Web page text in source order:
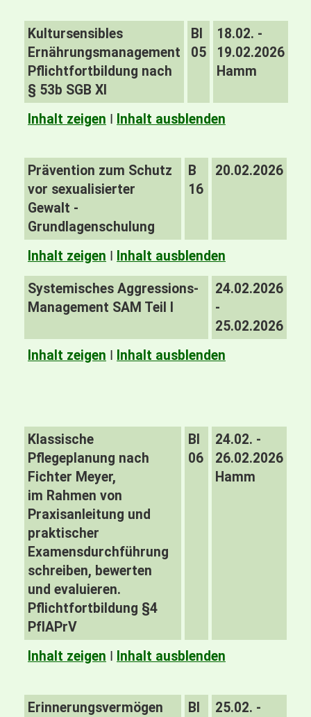
Kultursensibles
Ernährungsmanagement
Pflichtfortbildung nach
§ 53b SGB XI
BI
05
18.02. -
19.02.2026
Hamm
Inhalt zeigen I Inhalt ausblenden
Prävention zum Schutz
vor sexualisierter
Gewalt -
Grundlagenschulung
B
16
20.02.2026
Inhalt zeigen I Inhalt ausblenden
Systemisches Aggressions-
Management SAM Teil I
24.02.2026
-
25.02.2026
Inhalt zeigen I Inhalt ausblenden
Klassische
Pflegeplanung nach
Fichter Meyer,
im Rahmen von
Praxisanleitung und
praktischer
Examensdurchführung
schreiben, bewerten
und evaluieren.
Pflichtfortbildung §4
PfIAPrV
BI
06
24.02. -
26.02.2026
Hamm
Inhalt zeigen I Inhalt ausblenden
Erinnerungsvermögen
BI
25.02. -